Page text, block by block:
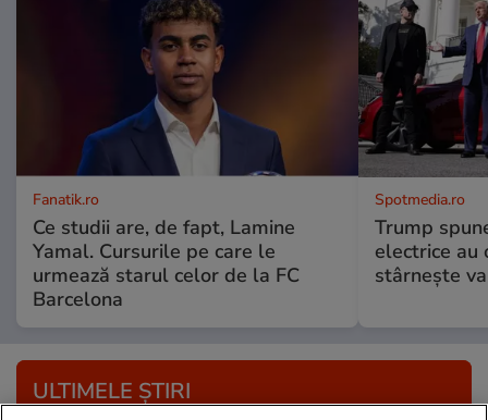
Fanatik.ro
Ce studii are, de fapt, Lamine
Yamal. Cursurile pe care le
urmează starul celor de la FC
Barcelona
Spotmedia.ro
Trump
electrice au
stârnește
ULTIMELE ȘTIRI